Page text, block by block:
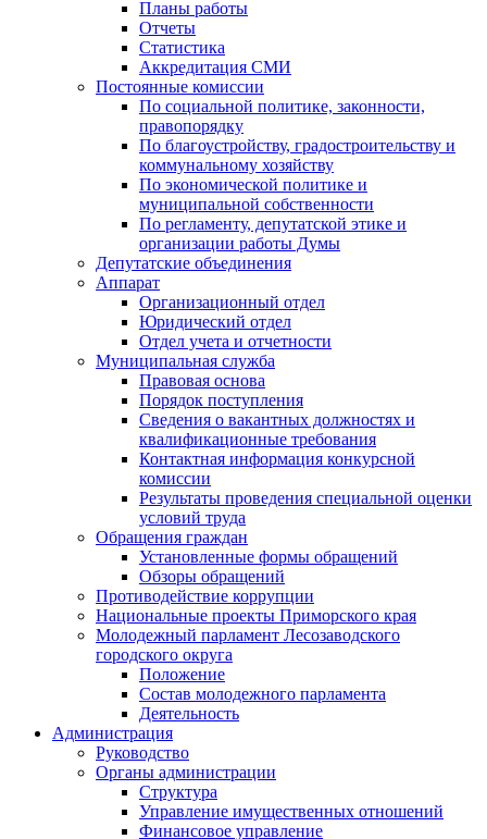
Планы работы
Отчеты
Статистика
Аккредитация СМИ
Постоянные комиссии
По социальной политике, законности,
правопорядку
По благоустройству, градостроительству и
коммунальному хозяйству
По экономической политике и
муниципальной собственности
По регламенту, депутатской этике и
организации работы Думы
Депутатские объединения
Аппарат
Организационный отдел
Юридический отдел
Отдел учета и отчетности
Муниципальная служба
Правовая основа
Порядок поступления
Сведения о вакантных должностях и
квалификационные требования
Контактная информация конкурсной
комиссии
Результаты проведения специальной оценки
условий труда
Обращения граждан
Установленные формы обращений
Обзоры обращений
Противодействие коррупции
Национальные проекты Приморского края
Молодежный парламент Лесозаводского
городского округа
Положение
Состав молодежного парламента
Деятельность
Администрация
Руководство
Органы администрации
Структура
Управление имущественных отношений
Финансовое управление